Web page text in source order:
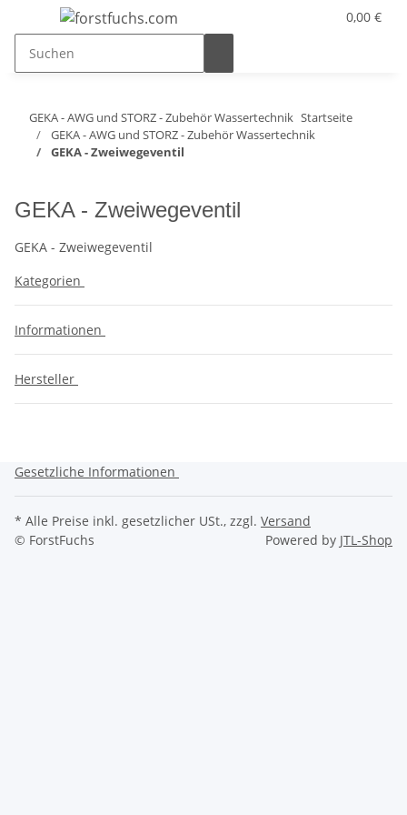
0,00 €
GEKA - AWG und STORZ - Zubehör Wassertechnik Startseite
GEKA - AWG und STORZ - Zubehör Wassertechnik
GEKA - Zweiwegeventil
GEKA - Zweiwegeventil
GEKA - Zweiwegeventil
Kategorien
Informationen
Hersteller
Gesetzliche Informationen
* Alle Preise inkl. gesetzlicher USt., zzgl. Versand
© ForstFuchs
Powered by JTL-Shop